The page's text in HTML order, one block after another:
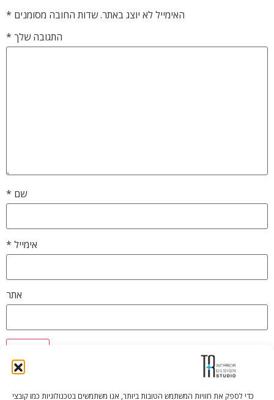
כדי לספק את חוויות המשתמש הטובות ביותר, אנו משתמשים בטכנולוגיות כמו קובצי
האימייל לא יוצג באתר.שדות החובה מסומנים *
התגובה שלך *
שם *
אימייל *
אתר